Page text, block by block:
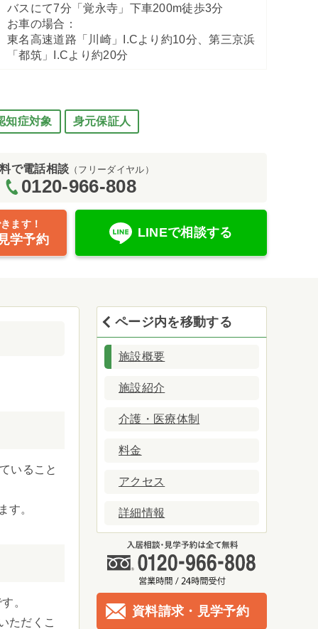
バスにて7分「覚永寺」下車200m徒歩3分
お車の場合：
東名高速道路「川崎」I.Cより約10分、第三京浜
「都筑」I.Cより約20分
知症対象 身元保証人
で電話相談 （フリーダイヤル）
0120-966-808
ます！
学予約 LINEで相談する
いること
す。
。
ただくこ
ページ内を移動する
施設概要
施設紹介
介護・医療体制
料金
アクセス
詳細情報
資料請求・見学予約